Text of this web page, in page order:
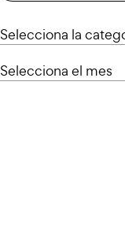
Categories